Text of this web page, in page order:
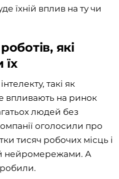
їхній вплив на ту чи
які
їх
такі як
впливають на ринок
людей без
оголосили про
тисяч робочих місць і
нейромережами. А